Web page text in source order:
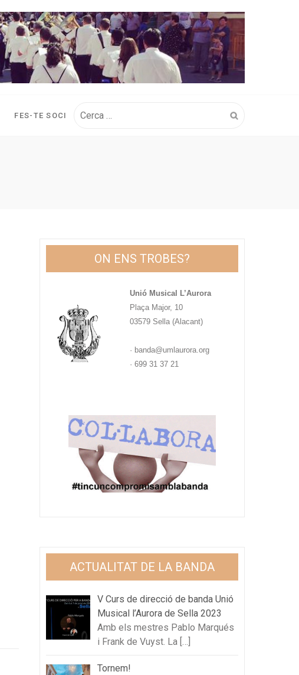
FES-TE SOCI
ON ENS TROBES?
Unió Musical L’Aurora
Plaça Major, 10
03579 Sella (Alacant)
· banda@umlaurora.org
· 699 31 37 21
ACTUALITAT DE LA BANDA
V Curs de direcció de banda Unió
Musical l’Aurora de Sella 2023
Amb els mestres Pablo Marqués
i Frank de Vuyst. La […]
Tornem!